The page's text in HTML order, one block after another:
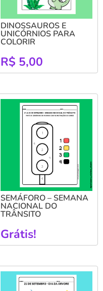
DINOSSAUROS E
UNICÓRNIOS PARA
COLORIR
R$ 5,00
SEMÁFORO – SEMANA
NACIONAL DO
TRÂNSITO
Grátis!